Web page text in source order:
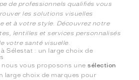
de professionnels qualifiés vous
les solutions visuelles
et à votre style. Découvrez notre
lentilles et services personnalisés
votre santé visuelle.
Sélestat : un large choix de
nous vous proposons unesélection
large choix de marques pour